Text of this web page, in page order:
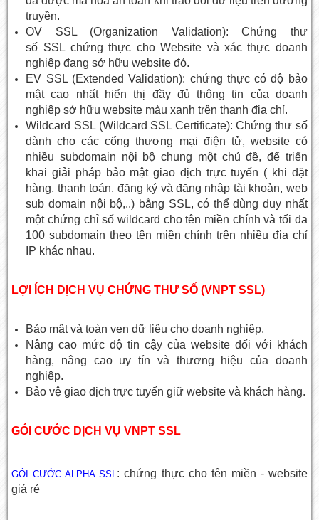
truyền.
OV SSL (Organization Validation): Chứng thư
số SSL chứng thực cho Website và xác thực doanh
nghiệp đang sở hữu website đó.
EV SSL (Extended Validation): chứng thực có độ bảo
mật cao nhất hiển thị đầy đủ thông tin của doanh
nghiệp sở hữu website màu xanh trên thanh địa chỉ.
Wildcard SSL (Wildcard SSL Certificate): Chứng thư số
dành cho các cổng thương mại điện tử, website có
nhiều subdomain nội bộ chung một chủ đề, để triển
khai giải pháp bảo mật giao dịch trực tuyến ( khi đặt
hàng, thanh toán, đăng ký và đăng nhập tài khoản, web
sub domain nội bộ,..) bằng SSL, có thể dùng duy nhất
một chứng chỉ số wildcard cho tên miền chính và tối đa
100 subdomain theo tên miền chính trên nhiều địa chỉ
IP khác nhau.
LỢI ÍCH DỊCH VỤ CHỨNG THƯ SỐ (VNPT SSL)
Bảo mật và toàn vẹn dữ liệu cho doanh nghiệp.
Nâng cao mức độ tin cậy của website đối với khách
hàng, nâng cao uy tín và thương hiệu của doanh
nghiệp.
Bảo vệ giao dịch trực tuyến giữ website và khách hàng.
GÓI CƯỚC DỊCH VỤ VNPT SSL
GÓI CƯỚC ALPHA SSL: chứng thực cho tên miền - website
giá rẻ